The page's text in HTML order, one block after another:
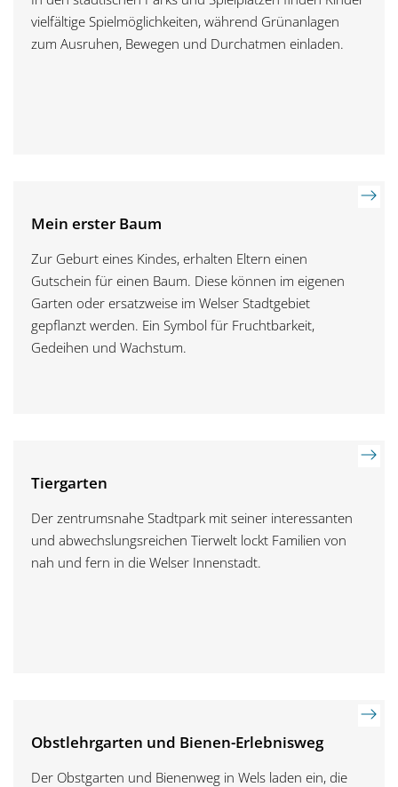
vielfältige Spielmöglichkeiten, während Grünanlagen
zum Ausruhen, Bewegen und Durchatmen einladen.
Mein erster Baum
Zur Geburt eines Kindes, erhalten Eltern einen
Gutschein für einen Baum. Diese können im eigenen
Garten oder ersatzweise im Welser Stadtgebiet
gepflanzt werden. Ein Symbol für Fruchtbarkeit,
Gedeihen und Wachstum.
Tiergarten
Der zentrumsnahe Stadtpark mit seiner interessanten
und abwechslungsreichen Tierwelt lockt Familien von
nah und fern in die Welser Innenstadt.
Obstlehrgarten und Bienen-Erlebnisweg
Der Obstgarten und Bienenweg in Wels laden ein, die